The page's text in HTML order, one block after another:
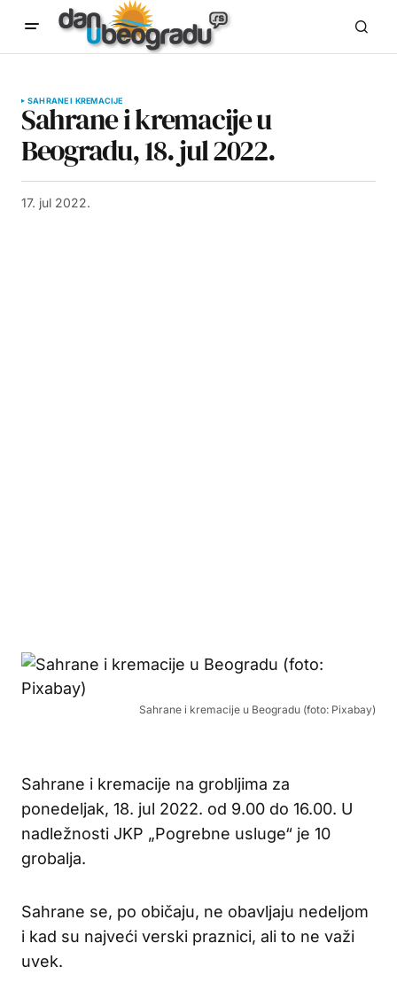
SAHRANE I KREMACIJE
Sahrane i kremacije u
Beogradu, 18. jul 2022.
17. jul 2022.
Sahrane i kremacije u Beogradu (foto: Pixabay)
Sahrane i kremacije na grobljima za
ponedeljak, 18. jul 2022. od 9.00 do 16.00. U
nadležnosti JKP „Pogrebne usluge“ je 10
grobalja.
Sahrane se, po običaju, ne obavljaju nedeljom
i kad su najveći verski praznici, ali to ne važi
uvek.